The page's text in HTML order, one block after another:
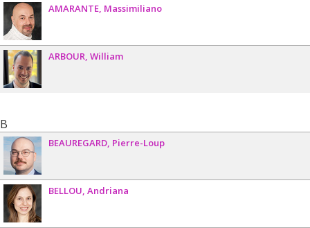
AMARANTE Massimiliano
ARBOUR William
B
BEAUREGARD Pierre-Loup
BELLOU Andriana